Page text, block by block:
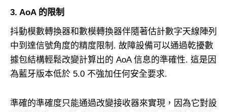
3. AoA 的限制
抖動模數轉換器和數模轉換器伴隨著估計數字天線陣列
中到達信號角度的精度限制. 故障設備可以通過乾擾數
據包結構輕鬆改變計算出的 AoA 信息的準確性. 這是因
為藍牙版本低於 5.0 不強加任何安全要求.
準確的準確度只能通過改變接收器來實現，因為它對設